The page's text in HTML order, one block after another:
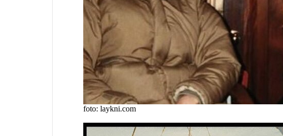
foto: laykni.com